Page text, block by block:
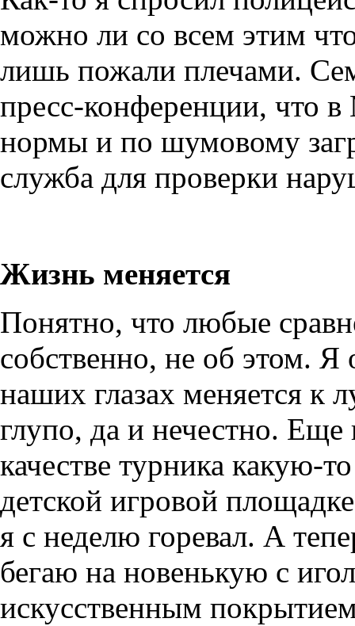
можно ли со всем этим
лишь пожали плечами.
пресс-конференции, что
нормы и по шумовому
служба для проверки
Жизнь меняется
Понятно, что любые
собственно, не об этом.
наших глазах меняется к
глупо, да и нечестно. Еще
качестве турника какую-
детской игровой
я с неделю горевал. А
бегаю на новенькую с
искусственным